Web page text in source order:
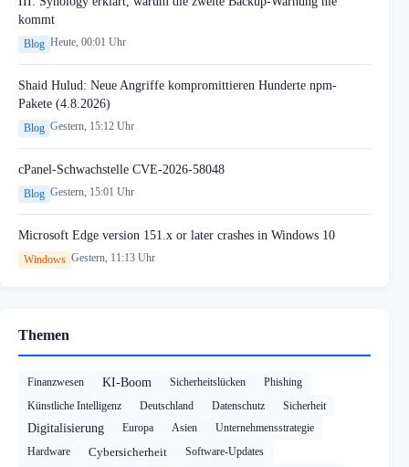
kommt
Blog Heute, 00:01 Uhr
Shaid Hulud: Neue Angriffe kompromittieren Hunderte npm-
Pakete (4.8.2026)
Blog Gestern, 15:12 Uhr
cPanel-Schwachstelle CVE-2026-58048
Blog Gestern, 15:01 Uhr
Microsoft Edge version 151.x or later crashes in Windows 10
Windows Gestern, 11:13 Uhr
Themen
Finanzwesen KI-Boom Sicherheitslücken
Phishing
Künstliche Intelligenz
Deutschland Datenschutz Sicherheit
Digitalisierung Europa Asien
Unternehmensstrategie
Hardware
Cybersicherheit Software-Updates